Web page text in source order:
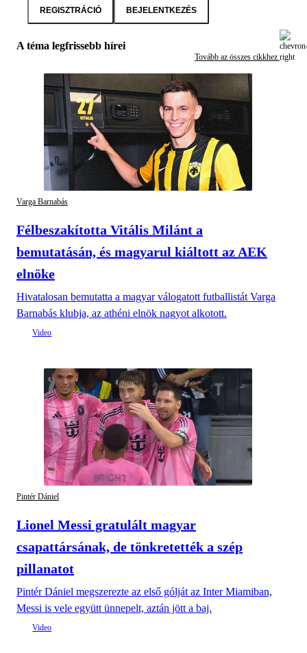
REGISZTRÁCIÓ BEJELENTKEZÉS
A téma legfrissebb hírei
Tovább az összes cikkhez
Varga Barnabás
Félbeszakította Vitális Milánt a
bemutatásán, és magyarul kiáltott az AEK
elnöke
Hivatalosan bemutatta a magyar válogatott futballistát Varga
Barnabás klubja, az athéni elnök nagyot alkotott.
Pintér Dániel
Lionel Messi gratulált magyar
csapattársának, de tönkretették a szép
pillanatot
Pintér Dániel megszerezte az első gólját az Inter Miamiban,
Messi is vele együtt ünnepelt, aztán jött a baj.